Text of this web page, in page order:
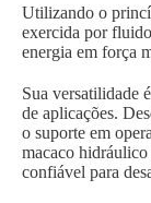
Utilizando o
exercida por
energia em força
Sua versatilidade
de aplicações.
o suporte em
macaco
confiável para